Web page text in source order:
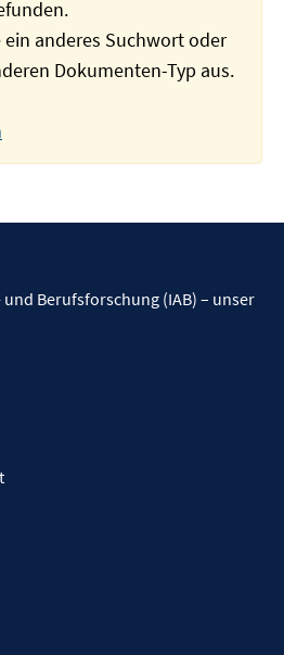
anderes Suchwort oder
Dokumenten-Typ aus.
Berufsforschung (IAB) – unser